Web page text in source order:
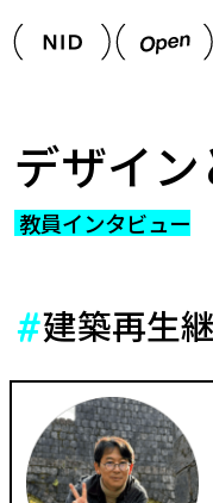
デザイン
教員インタビュー
建築再生